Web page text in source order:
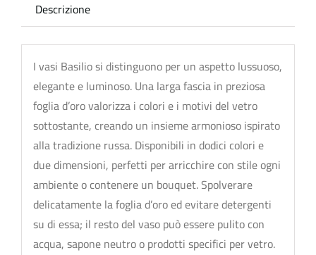
Descrizione
I vasi Basilio si distinguono per un aspetto lussuoso,
elegante e luminoso. Una larga fascia in preziosa
foglia d’oro valorizza i colori e i motivi del vetro
sottostante, creando un insieme armonioso ispirato
alla tradizione russa. Disponibili in dodici colori e
due dimensioni, perfetti per arricchire con stile ogni
ambiente o contenere un bouquet. Spolverare
delicatamente la foglia d’oro ed evitare detergenti
su di essa; il resto del vaso può essere pulito con
acqua, sapone neutro o prodotti specifici per vetro.